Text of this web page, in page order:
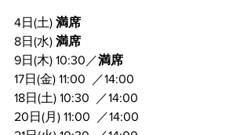
4日(土) 満席
8日(水) 満席
9日(木) 10:30／満席
17日(金) 11:00  ／14:00
18日(土) 10:30  ／14:00
20日(月) 11:00  ／14:00